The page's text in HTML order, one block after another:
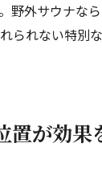
野外サウナな
られない特別
置が効果